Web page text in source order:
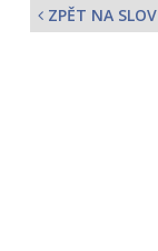
ZPĚT NA